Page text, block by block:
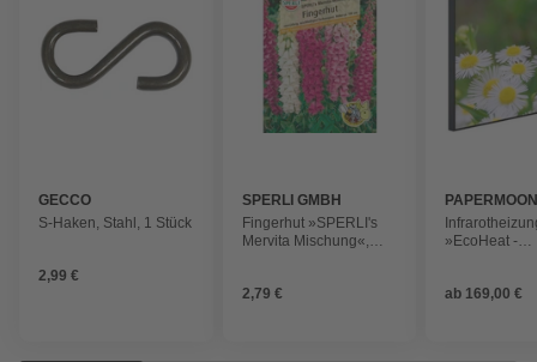
GECCO
S-Haken, Stahl, 1 Stück
2,99 €
SPERLI GMBH
Fingerhut »SPERLI's
Mervita Mischung«,
150 cm
2,79 €
»EcoHeat -
ab 169,00 €